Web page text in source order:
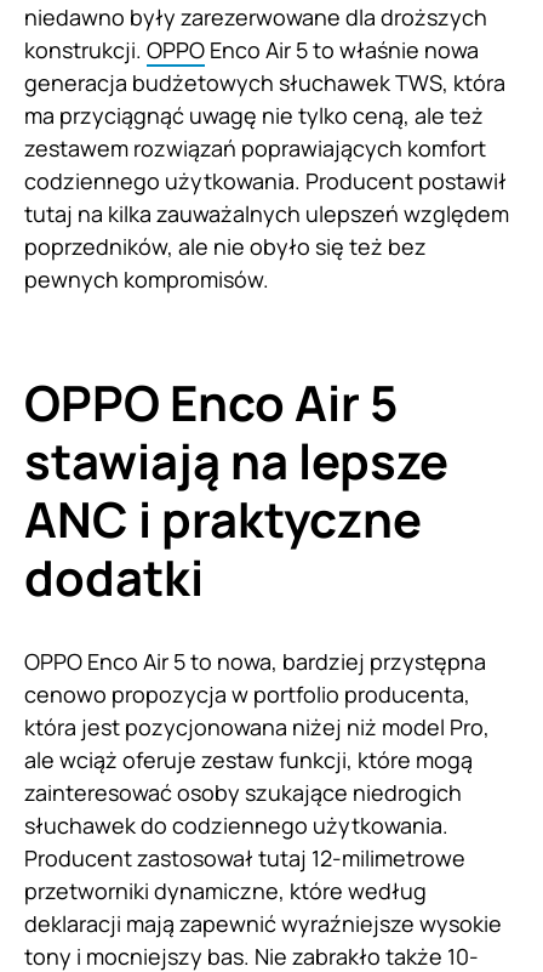
niedawno były zarezerwowane dla droższych
konstrukcji. OPPO Enco Air 5 to właśnie nowa
generacja budżetowych słuchawek TWS, która
ma przyciągnąć uwagę nie tylko ceną, ale też
zestawem rozwiązań poprawiających komfort
codziennego użytkowania. Producent postawił
tutaj na kilka zauważalnych ulepszeń względem
poprzedników, ale nie obyło się też bez
pewnych kompromisów.
OPPO Enco Air 5
stawiają na lepsze
ANC i praktyczne
dodatki
OPPO Enco Air 5 to nowa, bardziej przystępna
cenowo propozycja w portfolio producenta,
która jest pozycjonowana niżej niż model Pro,
ale wciąż oferuje zestaw funkcji, które mogą
zainteresować osoby szukające niedrogich
słuchawek do codziennego użytkowania.
Producent zastosował tutaj 12-milimetrowe
przetworniki dynamiczne, które według
deklaracji mają zapewnić wyraźniejsze wysokie
tony i mocniejszy bas. Nie zabrakło także 10-